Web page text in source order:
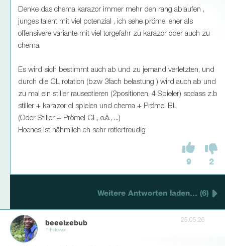
Denke das chema karazor immer mehr den rang ablaufen ,
junges talent mit viel potenzial , ich sehe prömel eher als
offensivere variante mit viel torgefahr zu karazor oder auch zu
chema.
Es wird sich bestimmt auch ab und zu jemand verletzten, und
durch die CL rotation (bzw 3fach belastung ) wird auch ab und
zu mal ein stiller rauseotieren (2positionen, 4 Spieler) sodass z.b
stiller + karazor cl spielen und chema + Prömel BL
(Oder Stiller + Prömel CL, o.ä., ...)
Hoenes ist nähmlich eh sehr rotierfreudig
9 2
Weitere Antworten laden... (6)
beeelzebub
1 Follower
25.05.26